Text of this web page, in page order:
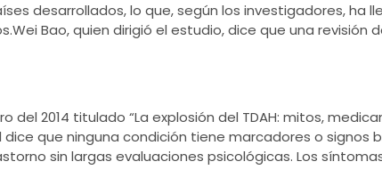
desarrollados, lo que, según los investigadores, ha
Wei Bao, quien dirigió el estudio, dice que una revisión
del 2014 titulado “La explosión del TDAH: mitos,
que ninguna condición tiene marcadores o signos
sin largas evaluaciones psicológicas. Los síntomas